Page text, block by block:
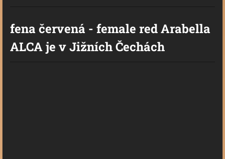
fena červená - female red Arabella
ALCA je v Jižních Čechách